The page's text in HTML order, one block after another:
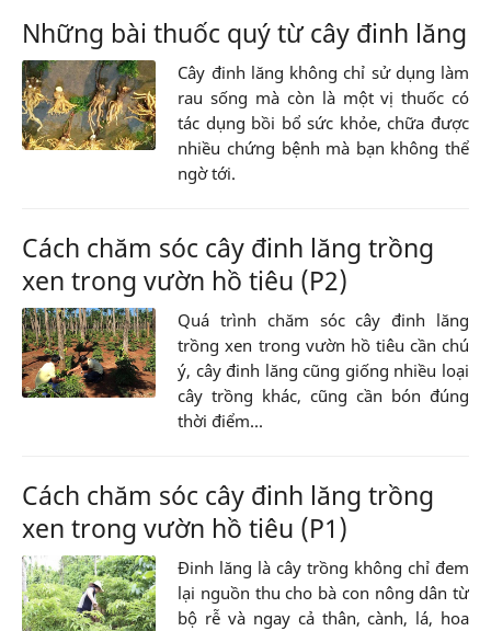
Những bài thuốc quý từ cây đinh lăng
Cây đinh lăng không chỉ sử dụng làm
rau sống mà còn là một vị thuốc có
tác dụng bồi bổ sức khỏe, chữa được
nhiều chứng bệnh mà bạn không thể
ngờ tới.
Cách chăm sóc cây đinh lăng trồng
xen trong vườn hồ tiêu (P2)
Quá trình chăm sóc cây đinh lăng
trồng xen trong vườn hồ tiêu cần chú
ý, cây đinh lăng cũng giống nhiều loại
cây trồng khác, cũng cần bón đúng
thời điểm...
Cách chăm sóc cây đinh lăng trồng
xen trong vườn hồ tiêu (P1)
Đinh lăng là cây trồng không chỉ đem
lại nguồn thu cho bà con nông dân từ
bộ rễ và ngay cả thân, cành, lá, hoa